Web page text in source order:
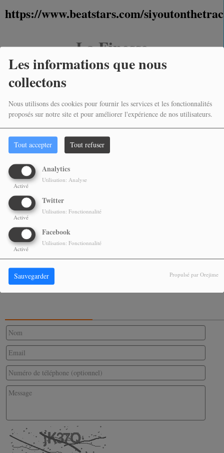
Les informations que nous
collectons
Nous utilisons des cookies pour fournir les services et les fonctionnalités
proposés sur notre site et pour améliorer l'expérience de nos utilisateurs.
Tout accepter Tout refuser
Analytics
Activé
Utilisation: Analyse
Twitter
Activé
Utilisation: Fonctionnalité
Facebook
Activé
Utilisation: Fonctionnalité
Sauvegarder Propulsé par Orejime
https://www.beatstars.com/
La Finesse
https://www.beatstars.com/LaFinesse/feed
PARTAGEZ !
NOS ALBUMS PHOTOS